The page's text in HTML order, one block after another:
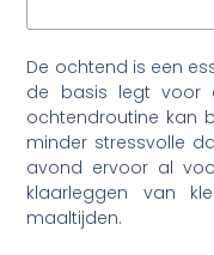
De ochtend is een
de basis legt voor
ochtendroutine kan
minder stressvolle
avond ervoor al
klaarleggen van
maaltijden.